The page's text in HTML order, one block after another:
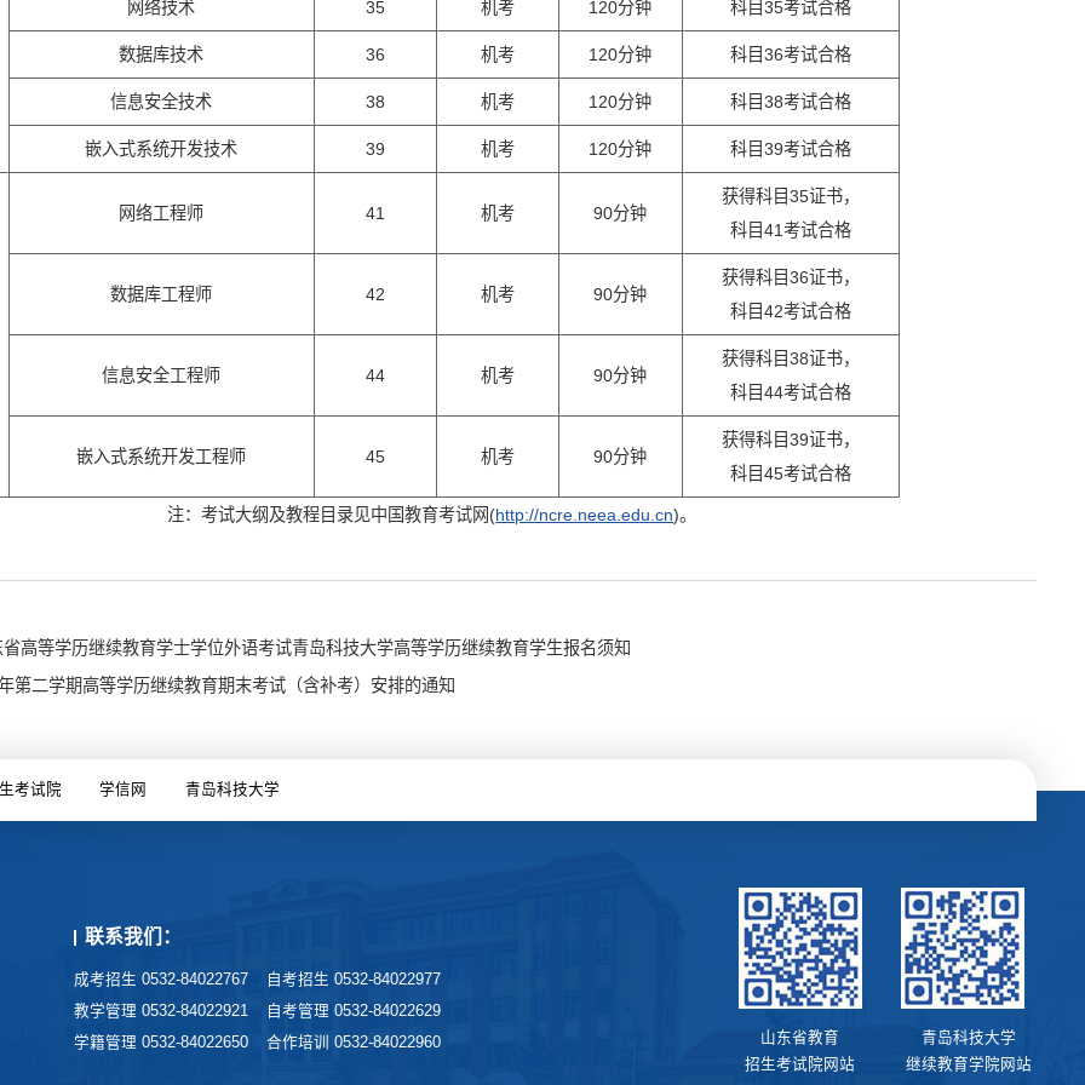
网络技术 35 机考 120分钟 科目35考试合格
数据库技术 36 机考 120分钟 科目36考试合格
信息安全技术 38 机考 120分钟 科目38考试合格
嵌入式系统开发技术 39 机考 120分钟 科目39考试合格
网络工程师 41 机考 90分钟
获得科目35证书，
科目41考试合格
数据库工程师 42 机考 90分钟
获得科目36证书，
科目42考试合格
信息安全工程师 44 机考 90分钟
获得科目38证书，
科目44考试合格
嵌入式系统开发工程师 45 机考 90分钟
获得科目39证书，
科目45考试合格
注：考试大纲及教程目录见中国教育考试网(http://ncre.neea.edu.cn)。
省高等学历继续教育学士学位外语考试青岛科技大学高等学历继续教育学生报名须知
第二学期高等学历继续教育期末考试（含补考）安排的通知
考试院 学信网 青岛科技大学
联系我们：
成考招生 0532-84022767
自考招生 0532-84022977
教学管理 0532-84022921
自考管理 0532-84022629
学籍管理 0532-84022650
合作培训 0532-84022960
山东省教育
招生考试院网站
青岛科技大学
继续教育学院网站